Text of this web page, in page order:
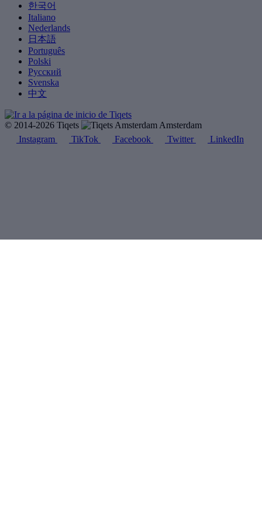
한국어
Italiano
Nederlands
日本語
Português
Polski
Русский
Svenska
中文
© 2014-2026 Tiqets
Amsterdam
Instagram
TikTok Facebook Twitter LinkedIn